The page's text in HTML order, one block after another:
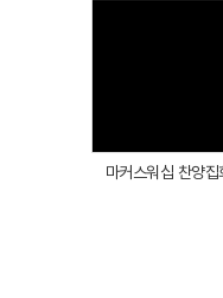
마커스워십 찬양집